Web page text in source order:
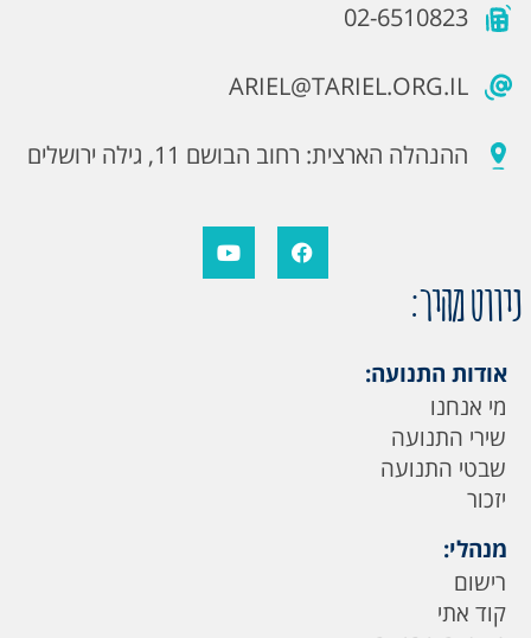
02-6510823
ARIEL@TARIEL.ORG.IL
ההנהלה הארצית: רחוב הבושם 11, גילה ירושלים
ניווט מהיר:
אודות התנועה:
מי אנחנו
שירי התנועה
שבטי התנועה
יזכור
מנהלי:
רישום
קוד אתי